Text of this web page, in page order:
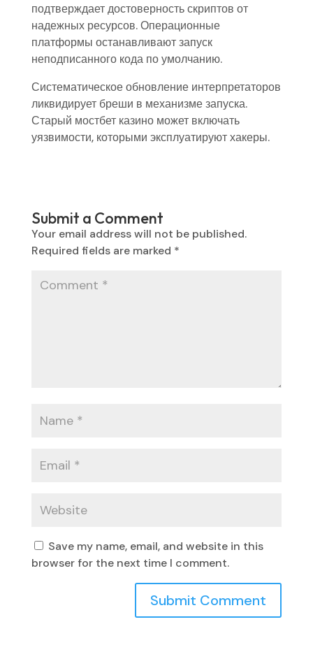
подтверждает достоверность скриптов от
надежных ресурсов. Операционные
платформы останавливают запуск
неподписанного кода по умолчанию.
Систематическое обновление интерпретаторов
ликвидирует бреши в механизме запуска.
Старый мостбет казино может включать
уязвимости, которыми эксплуатируют хакеры.
Submit a Comment
Your email address will not be published.
Required fields are marked *
Save my name, email, and website in this
browser for the next time I comment.